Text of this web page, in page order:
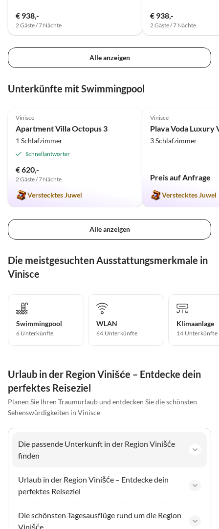
€ 938,-
2 Gäste / 7 Nächte
€ 938,-
2 Gäste / 7 Nächte
Alle anzeigen
Unterkünfte mit Swimmingpool
Vinisce
Apartment Villa Octopus 3
1 Schlafzimmer
Schnellantworter
€ 620,-
2 Gäste / 7 Nächte
Verstecktes Juwel
Vinisce
Plava Voda Luxury
3 Schlafzimmer
Preis auf Anfrage
Verstecktes Juwel
Alle anzeigen
Die meistgesuchten Ausstattungsmerkmale in
Vinisce
Swimmingpool
6 Unterkünfte
WLAN
64 Unterkünfte
Klimaanlage
14 Unterkünfte
Urlaub in der Region Vinišće – Entdecke dein
perfektes Reiseziel
Planen Sie Ihren Traumurlaub und entdecken Sie die schönsten
Sehenswürdigkeiten in Vinisce
Die passende Unterkunft in der Region Vinišće
finden
Urlaub in der Region Vinišće – Entdecke dein
perfektes Reiseziel
Die schönsten Tagesausflüge rund um die Region
Vinišće